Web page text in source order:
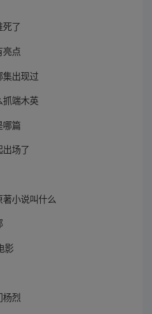
死了
亮点
出现过
抓端木英
哪篇
场了
小说叫什么
影
杨烈